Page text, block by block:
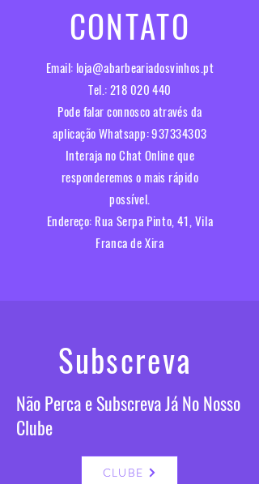
CONTATO
Email: loja@abarbeariadosvinhos.pt
Tel.:218 020 440
Pode falar connosco através da
aplicação Whatsapp:937334303
Interaja no Chat Online que
responderemos o mais rápido
possível.​
Endereço: Rua Serpa Pinto, 41, Vila
Franca de Xira
Subscreva
Não Perca e Subscreva Já No Nosso
Clube
CLUBE